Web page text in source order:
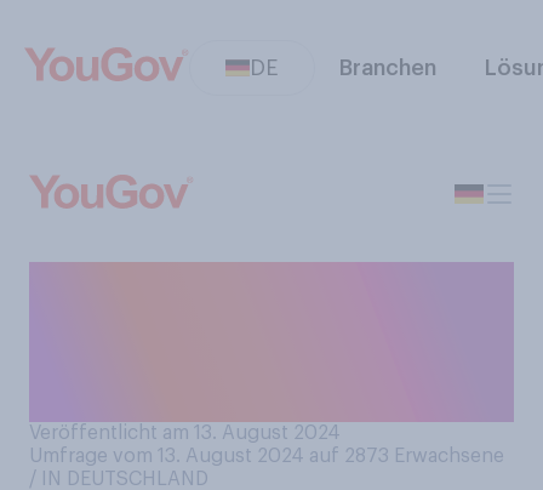
DE Branchen
Veröffentlicht am 13. August 2024
Umfrage vom 13. August 2024 auf 2873 Erwachsene
/ IN DEUTSCHLAND